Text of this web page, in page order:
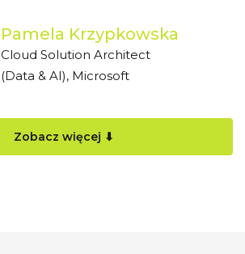
Pamela Krzypkowska
Cloud Solution Architect
(Data & AI), Microsoft
Zobacz więcej ⬇